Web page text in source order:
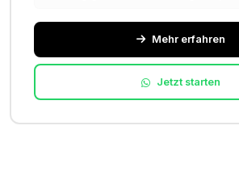
Mehr erfahren
Jetzt starten